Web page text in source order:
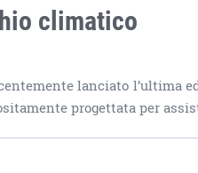
climatico
lanciato l’ultima
progettata per